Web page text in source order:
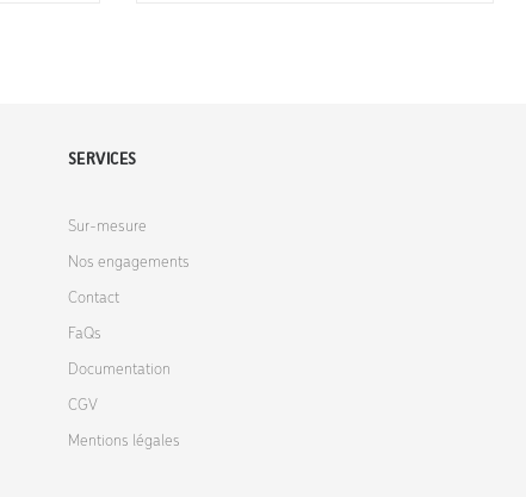
SERVICES
Sur-mesure
Nos engagements
Contact
FaQs
Documentation
CGV
Mentions légales